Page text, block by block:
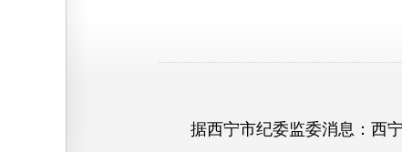
据西宁市纪委监委消息：西宁